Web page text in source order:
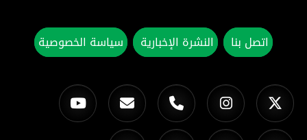
اتصل بنا النشرة الإخبارية سياسة الخصوصية